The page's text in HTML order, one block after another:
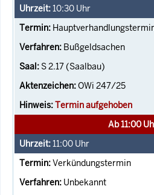
10:30 Uhr
Bußgeldsachen
S 2.17 (Saalbau)
OWi 247/25
Termin aufgehoben
Ab 11:00
11:00 Uhr
Verkündungstermin
Unbekannt